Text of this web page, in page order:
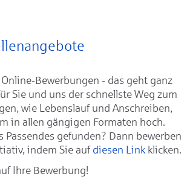
Bewerbungen - das geht ganz
Sie und uns der schnellste Weg zum
wie Lebenslauf und Anschreiben,
in allen gängigen Formaten hoch.
Passendes gefunden? Dann bewerben
indem Sie auf diesen Linkklicken.
Ihre Bewerbung!